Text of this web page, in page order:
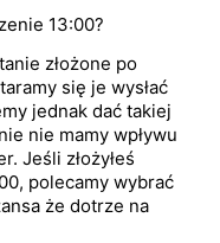
13:00?
złożone po
się je wysłać
jednak dać takiej
nie mamy wpływu
Jeśli złożyłeś
polecamy wybrać
że dotrze na